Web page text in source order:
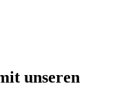
unseren